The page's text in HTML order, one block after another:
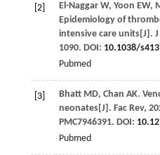
[2] El-Naggar W, Yoon EW,
Epidemiology of
intensive care units[J].
1090. DOI: 10.1038/
Pubmed
[3] Bhatt MD, Chan AK.
neonates[J]. Fac Rev,
PMC7946391. DOI:
Pubmed